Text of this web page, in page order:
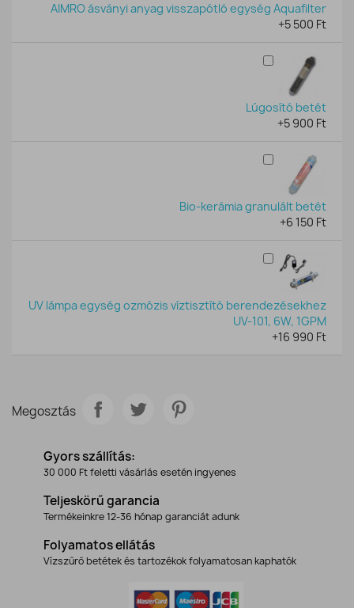
AIMRO ásványi anyag visszapótló egység Aquafilter
+5 500 Ft
Lúgosító betét
+5 900 Ft
Bio-kerámia granulált betét
+6 150 Ft
UV lámpa egység ozmózis víztisztító berendezésekhez
UV-101, 6W, 1GPM
+16 990 Ft
Megosztás
Gyors szállítás:
30 000 Ft feletti vásárlás esetén ingyenes
Teljeskörű garancia
Termékeinkre 12-36 hónap garanciát adunk
Folyamatos ellátás
Vízszűrő betétek és tartozékok folyamatosan kaphatók